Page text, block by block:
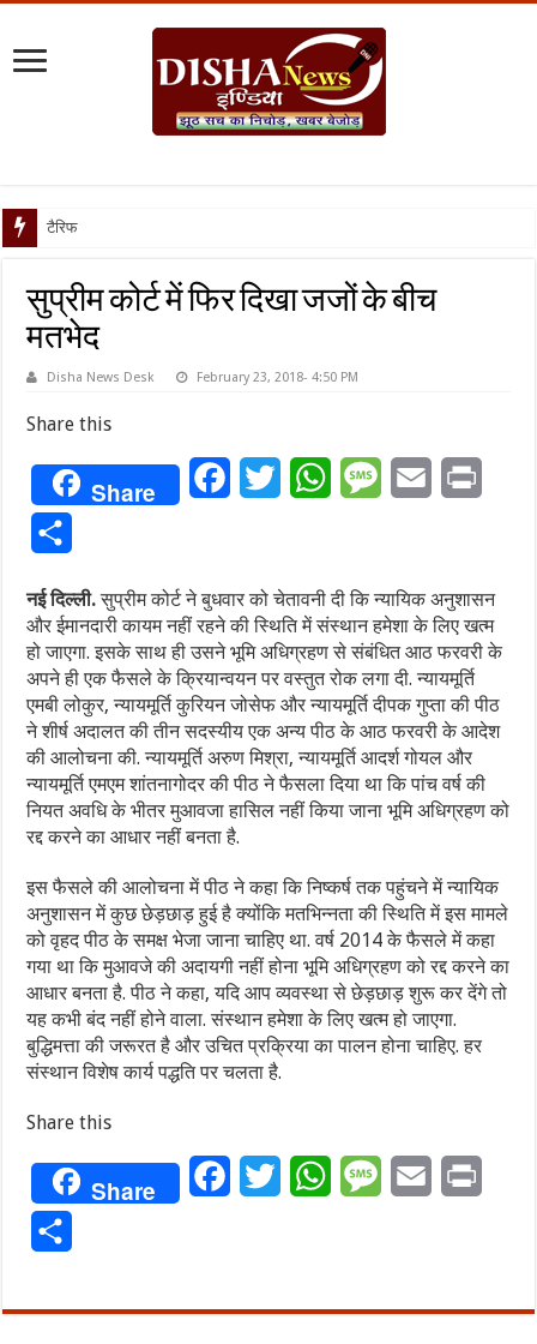
टैरिफ वॉर पर पिघली ब
सुप्रीम कोर्ट में फिर दिखा जजों के बीच
मतभेद
Disha News Desk February 23, 2018- 4:50 PM
Share this
Share FacebookTwitterWhatsAppMessageEmail
नई दिल्ली.सुप्रीम कोर्ट ने बुधवार को चेतावनी दी कि न्यायिक अनुशासन
और ईमानदारी कायम नहीं रहने की स्थिति में संस्थान हमेशा के लिए खत्म
हो जाएगा. इसके साथ ही उसने भूमि अधिग्रहण से संबंधित आठ फरवरी के
अपने ही एक फैसले के क्रियान्वयन पर वस्तुत रोक लगा दी. न्यायमूर्ति
एमबी लोकुर, न्यायमूर्ति कुरियन जोसेफ और न्यायमूर्ति दीपक गुप्ता की पीठ
ने शीर्ष अदालत की तीन सदस्यीय एक अन्य पीठ के आठ फरवरी के आदेश
की आलोचना की. न्यायमूर्ति अरुण मिश्रा, न्यायमूर्ति आदर्श गोयल और
न्यायमूर्ति एमएम शांतनागोदर की पीठ ने फैसला दिया था कि पांच वर्ष की
नियत अवधि के भीतर मुआवजा हासिल नहीं किया जाना भूमि अधिग्रहण को
रद्द करने का आधार नहीं बनता है.
इस फैसले की आलोचना में पीठ ने कहा कि निष्कर्ष तक पहुंचने में न्यायिक
अनुशासन में कुछ छेड़छाड़ हुई है क्योंकि मतभिन्नता की स्थिति में इस मामले
को वृहद पीठ के समक्ष भेजा जाना चाहिए था. वर्ष 2014 के फैसले में कहा
गया था कि मुआवजे की अदायगी नहीं होना भूमि अधिग्रहण को रद्द करने का
आधार बनता है. पीठ ने कहा, यदि आप व्यवस्था से छेड़छाड़ शुरू कर देंगे तो
यह कभी बंद नहीं होने वाला. संस्थान हमेशा के लिए खत्म हो जाएगा.
बुद्धिमत्ता की जरूरत है और उचित प्रक्रिया का पालन होना चाहिए. हर
संस्थान विशेष कार्य पद्धति पर चलता है.
Share this
Share FacebookTwitterWhatsAppMessageEmail